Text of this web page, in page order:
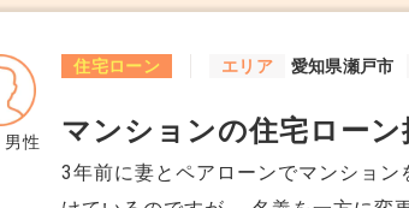
いか？と疑問です。 物件の契約はすでに済んでいて、手付金も支払っていま
響しそうです。 銀行に伝える
男性
住宅ローン エリア 愛知県瀬戸市
マンションの住宅ローン
3年前に妻とペアローンでマンショ